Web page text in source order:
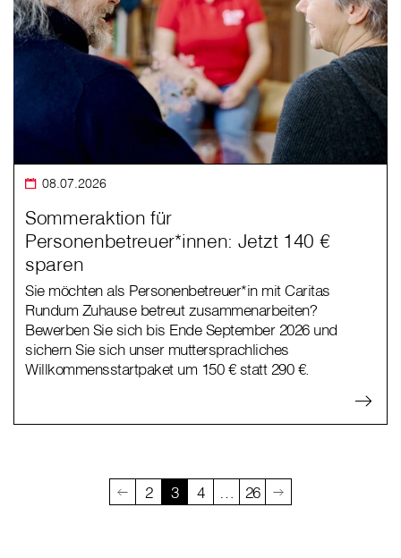
08.07.2026
Sommeraktion für
Personenbetreuer*innen: Jetzt 140 €
sparen
Sie möchten als Personenbetreuer*in mit Caritas
Rundum Zuhause betreut zusammenarbeiten?
Bewerben Sie sich bis Ende September 2026 und
sichern Sie sich unser muttersprachliches
Willkommensstartpaket um 150 € statt 290 €.
2 3 4 … 26